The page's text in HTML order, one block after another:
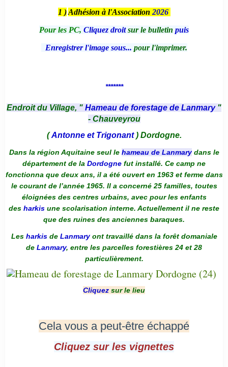
1 ) Adhésion à l'Association 2026
Pour les PC, Cliquez droitsur le bulletin puis
Enregistrer l'image sous... pour l'imprimer.
*******
Endroit du Village, " Hameau de forestage de Lanmary "
- Chauveyrou
(Antonne et Trigonant) Dordogne.
Dans la région Aquitaine seul le hameau de Lanmarydans le
département de la Dordogne fut installé. Ce camp ne
fonctionna que deux ans, il a été ouvert en 1963 et ferme dans
le courant de l’année 1965. Il a concerné 25 familles, toutes
éloignées des centres urbains, avec pour les enfants
des harkis une scolarisation interne. Actuellement il ne reste
que des ruines des anciennes baraques.
Les harkis de Lanmaryont travaillé dans la forêt domaniale
de Lanmary, entre les parcelles forestières 24 et 28
particulièrement.
Cliquez sur le lieu
Cela vous a peut-être échappé
Cliquez sur les vignettes